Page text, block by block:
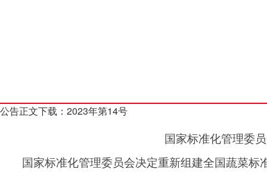
公告正文下载： 2023年第14号
国家标准化管理委
国家标准化管理委员会决定重新组建全国蔬菜标